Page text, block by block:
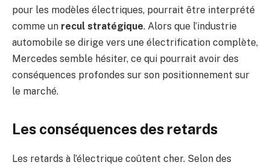
pour les modèles électriques, pourrait être interprété
comme un recul stratégique. Alors que l’industrie
automobile se dirige vers une électrification complète,
Mercedes semble hésiter, ce qui pourrait avoir des
conséquences profondes sur son positionnement sur
le marché.
Les conséquences des retards
Les retards à l’électrique coûtent cher. Selon des